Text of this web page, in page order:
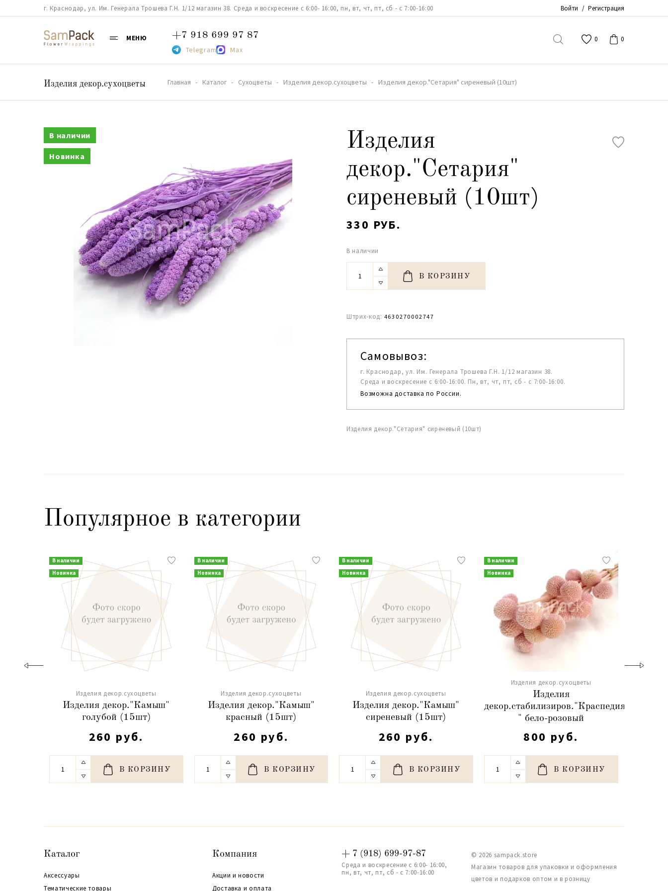
г. Краснодар, ул. Им. Генерала Трошева Г.Н. 1/12 магазин 38. Среда и воскресение с 6:00- 16:00, пн, вт, чт, пт, сб - с 7:00-16:00 Войти / Регистрация
МЕНЮ +7 918 699 97 87
Telegram Max
0 0
Изделия декор.сухоцветы Главная Каталог Сухоцветы Изделия декор.сухоцветы Изделия декор."Сетария" сиреневый (10шт)
В наличии
Новинка
Изделия
декор."Сетария"
сиреневый (10шт)
330 РУБ.
В наличии
В КОРЗИНУ
Штрих-код: 4630270002747
Самовывоз:
г. Краснодар, ул. Им. Генерала Трошева Г.Н. 1/12 магазин 38.
Среда и воскресение с 6:00-16:00. Пн, вт, чт, пт, сб - с 7:00-16:00.
Возможна доставка по России.
Изделия декор."Сетария" сиреневый (10шт)
Популярное в категории
В наличии
Новинка
Изделия декор.сухоцветы
Изделия декор."Камыш"
голубой (15шт)
260 руб.
В КОРЗИНУ
В наличии
Новинка
Изделия декор.сухоцветы
Изделия декор."Камыш"
красный (15шт)
260 руб.
В КОРЗИНУ
В наличии
Новинка
Изделия декор.сухоцветы
Изделия декор."Камыш"
сиреневый (15шт)
260 руб.
В КОРЗИНУ
В наличии
Новинка
Изделия декор.сухоцветы
Изделия
декор.стабилизиров."Краспедия
" бело-розовый
800 руб.
В КОРЗИНУ
Каталог
Аксессуары
Тематические товары
Компания
Акции и новости
Доставка и оплата
+ 7 (918) 699-97-87
Среда и воскресение с 6:00- 16:00,
пн, вт, чт, пт, сб - с 7:00-16:00
© 2026 sampack.store
Магазин товаров для упаковки и оформления
цветов и подарков оптом и в розницу